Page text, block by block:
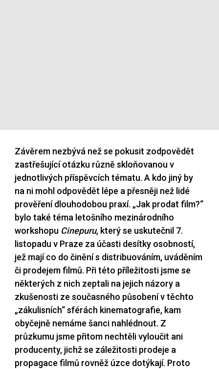
Závěrem nezbývá než se pokusit zodpovědět
zastřešující otázku různě skloňovanou v
jednotlivých příspěvcích tématu. A kdo jiný by
na ni mohl odpovědět lépe a přesněji než lidé
prověření dlouhodobou praxí. „Jak prodat film?“
bylo také téma letošního mezinárodního
workshopu Cinepuru, který se uskutečnil 7.
listopadu v Praze za účasti desítky osobností,
jež mají co do činění s distribuováním, uváděním
či prodejem filmů. Při této příležitosti jsme se
některých z nich zeptali na jejich názory a
zkušenosti ze současného působení v těchto
„zákulisních“ sférách kinematografie, kam
obyčejně nemáme šanci nahlédnout. Z
průzkumu jsme přitom nechtěli vyloučit ani
producenty, jichž se záležitosti prodeje a
propagace filmů rovněž úzce dotýkají. Proto